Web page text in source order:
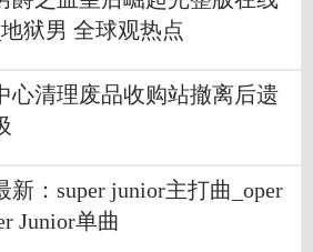
狱男 全球观热点
心清理废品收购站撤离后遗
新：super junior主打曲_oper
Junior单曲